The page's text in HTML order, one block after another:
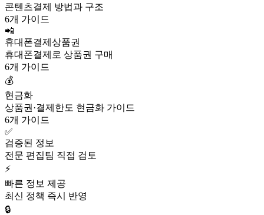
콘텐츠결제 방법과 구조
6개 가이드
📲
휴대폰결제상품권
휴대폰결제로 상품권 구매
6개 가이드
💰
현금화
상품권·결제한도 현금화 가이드
6개 가이드
✅
검증된 정보
전문 편집팀 직접 검토
⚡
빠른 정보 제공
최신 정책 즉시 반영
🔒